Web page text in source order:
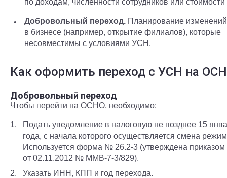
по доходам, численности сотрудников или
Добровольный переход. Планирование изменений
в бизнесе (например, открытие филиалов), которые
несовместимы с условиями УСН.
Как оформить переход с УСН на
Добровольный переход
Чтобы перейти на ОСНО, необходимо:
Подать уведомление в налоговую не позднее 15
года, с начала которого осуществляется смена
Используется форма № 26.2-3 (утверждена
от 02.11.2012 № ММВ-7-3/829).
Указать ИНН, КПП и год перехода.